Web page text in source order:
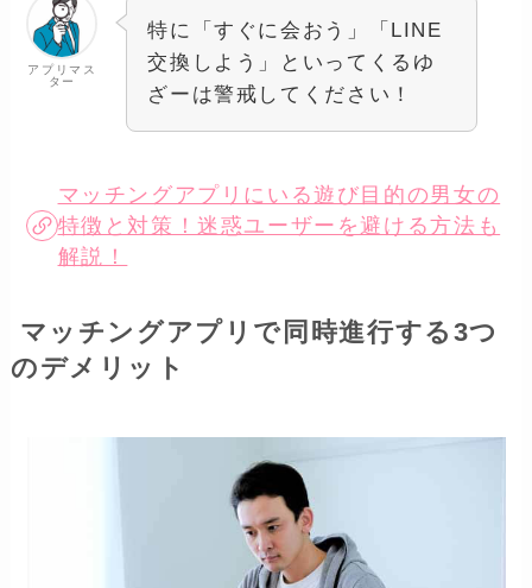
アプリマス
ター
特に「すぐに会おう」「LINE
交換しよう」といってくるゆ
ざーは警戒してください！
マッチングアプリにいる遊び目的の男女の
特徴と対策！迷惑ユーザーを避ける方法も
解説！
マッチングアプリで同時進行する3つ
のデメリット